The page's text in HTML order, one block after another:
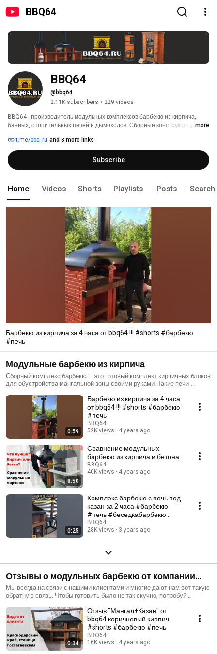
BBQ64
BBQ64
@bbq64
2.11K subscribers • 229 videos
BBQ64 - производитель модульных комплексов барбекю из кирпича,
банных, отопительных печей и дымоходов. Сборные конструкции
мусора и лишних затрат обустроить зону барбекю, парную и решить
вопрос с печным отоплением за несколько часов. Для этого переходите
к нам на сайт https://bbq64.ru/. Для подписчиков YouTube - канала скидка
5% на всю продукцию.
...more
t.me/bbq_ru and 3 more links
Subscribe
Home Videos Shorts Playlists Posts Search
Барбекю из кирпича за 4 часа от bbq64 !!! #shorts #барбекю
#печь
Модульные барбекю из кирпича
Сборный комплекс барбекю – это готовый комплект кирпичных блоков
для обустройства мангальной зоны своими руками. Такие печи-
для беседки с навесом. При этом строительство Вашего комплекса
барбекю составит всего 2-3 часа без строительного мусора и печника.
Легкие конструкции модульного барбекю могут быть установлены без
фундамента, достаточно тротуарной плитки или армированной
стяжки в 10-15 см. По нашей подробной инструкции для сборки Вы
сможете осуществить самостоятельную сборку садового мангала
или печи под казан по принципу «ЛЕГО».
0:59
Барбекю из кирпича за 4 часа
от bbq64 !!! #shorts #барбекю
#печь
BBQ64
52K views
4 years ago
8:50
Сравнение модульных
барбекю из кирпича и бетона
BBQ64
40K views
4 years ago
0:25
Комплекс барбекю с печь под
казан за 2 часа #барбекю
#печь #беседкабарбекю
#мангал #зонабарбекю
BBQ64
28K views
3 years ago
Отзывы о модульных барбекю от компании
bbq64
Мы всегда на связи с нашими клиентами и многие дают нам вот такую
обратную связь. Чтобы готовить было не так скучно, попробуй
пиши в директ Telegram - канал - https://t.me/bbq_ru, Мы В Контакте-
https://vk.com/bbq64_ru, Полная информация в Instagram:
https://instagram.com/bbq_ru и обязательно посети наш сайт 🌐
https://bbq64.ru/, там тебя ждёт скидка и вся подробная информация!
Подробнее о готовом комплекте барбекю из кирпича:
https://bbq64.ru/barbeku-iz-kirpicha/
0:34
Отзыв "Мангал+Казан" от
bbq64 коричневый кирпич
#shorts #барбекю #печь
BBQ64
16K views
4 years ago